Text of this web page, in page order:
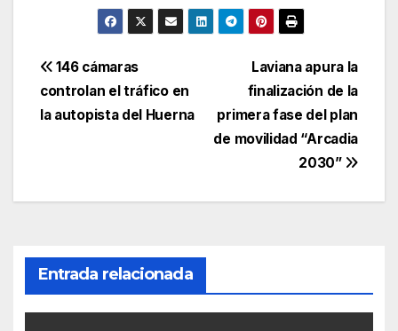
Navegación
de
Laviana apura la
finalización de la
primera fase del plan
de movilidad “Arcadia
2030”
146 cámaras
controlan el tráfico en
la autopista del Huerna
Entrada relacionada